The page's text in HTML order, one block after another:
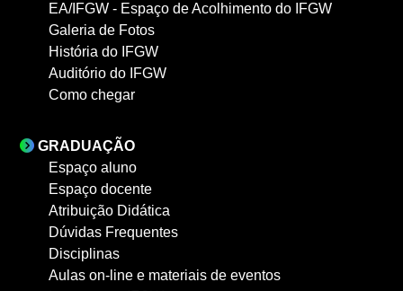
EA/IFGW - Espaço de Acolhimento do IFGW
Galeria de Fotos
História do IFGW
Auditório do IFGW
Como chegar
GRADUAÇÃO
Espaço aluno
Espaço docente
Atribuição Didática
Dúvidas Frequentes
Disciplinas
Aulas on-line e materiais de eventos